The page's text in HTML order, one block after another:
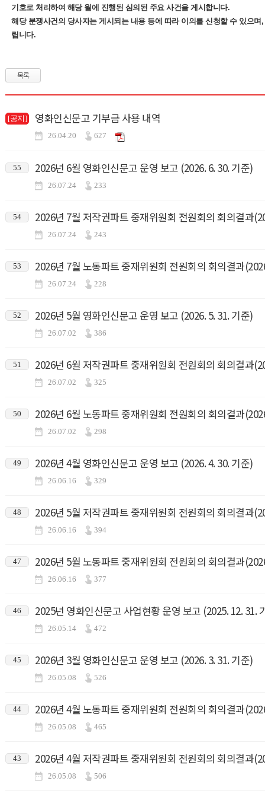
기호로 처리하여 해당 월에 진행된 심의된 주요 사건을 게시합니다.
해당 분쟁사건의 당사자는 게시되는 내용 등에 따라 이의를 신청할 수 있으
립니다.
목록
[공지] 영화인신문고 기부금 사용 내역
26.04.20 627
55 2026년 6월 영화인신문고 운영 보고 (2026. 6. 30. 기준)
26.07.24 233
54 2026년 7월 저작권파트 중재위원회 전원회의 회의결과
26.07.24 243
53 2026년 7월 노동파트 중재위원회 전원회의 회의결과
26.07.24 228
52 2026년 5월 영화인신문고 운영 보고 (2026. 5. 31. 기준)
26.07.02 386
51 2026년 6월 저작권파트 중재위원회 전원회의 회의결과
26.07.02 325
50 2026년 6월 노동파트 중재위원회 전원회의 회의결과
26.07.02 298
49 2026년 4월 영화인신문고 운영 보고 (2026. 4. 30. 기준)
26.06.16 329
48 2026년 5월 저작권파트 중재위원회 전원회의 회의결과
26.06.16 394
47 2026년 5월 노동파트 중재위원회 전원회의 회의결과
26.06.16 377
46 2025년 영화인신문고 사업현황 운영 보고 (2025. 12. 31.
26.05.14 472
45 2026년 3월 영화인신문고 운영 보고 (2026. 3. 31. 기준)
26.05.08 526
44 2026년 4월 노동파트 중재위원회 전원회의 회의결과
26.05.08 465
43 2026년 4월 저작권파트 중재위원회 전원회의 회의결과
26.05.08 506